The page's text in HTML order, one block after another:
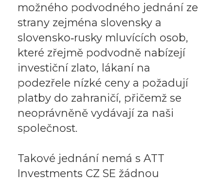
možného podvodného jednání ze
strany zejména slovensky a
slovensko‑rusky mluvících osob,
které zřejmě podvodně nabízejí
investiční zlato, lákaní na
podezřele nízké ceny a požadují
platby do zahraničí, přičemž se
neoprávněně vydávají za naši
společnost.
Takové jednání nemá s ATT
Investments CZ SE žádnou